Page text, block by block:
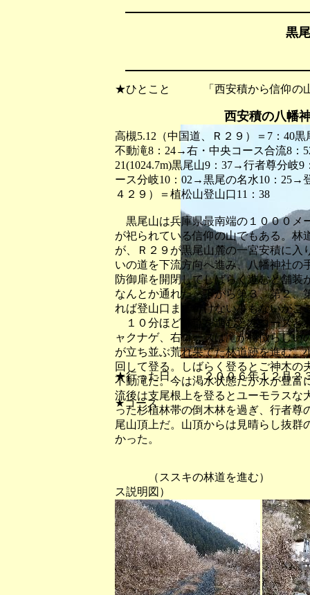
黒
★ひとこと 「西安積から信仰の山
西安積の八幡
★行った日 ２００６年１２月
★コース
高槻5.12（中国道、Ｒ２９）＝7：40
不動滝8：24→右・中央コース合流8
21(1024.7m)黒尾山9：37→行者尊分
ース分岐10：02→黒尾の名水10：25→
４２９）＝植松山登山口11：38
黒尾山は兵庫県最南端の１０００メ
が祀られている信仰の山でもある。林
が、Ｒ２９が黒尾山麓の一宮安積に入
いの道を下流方向へ進み、八幡神社の
防御扉を開閉してしばらく進むと舗
なんとか通れた。下から第３、第２、
れば登山口まで行けない事もないがこ
１０分ほど林道を進むと左コースと
ャクナゲ、右コースは滝が特徴らし
が立ち並ぶ荒れ果てた林道跡を進む。
回して登る。しばらく登るとご神木
不動滝だ。今は渇水状態だが水が豊富
流後は支尾根上を登るとユーモラスな
った杉植林帯の倒木林を過ぎ、行者
尾山頂上だ。山頂からは見晴らし抜
かった。
（ススキの林道を進む）
ス説明図）